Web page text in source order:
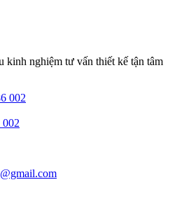
nghiệm tư vấn thiết kế tận tâm
002
002